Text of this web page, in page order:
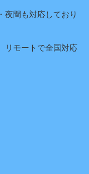
間も対応しており
モートで全国対応